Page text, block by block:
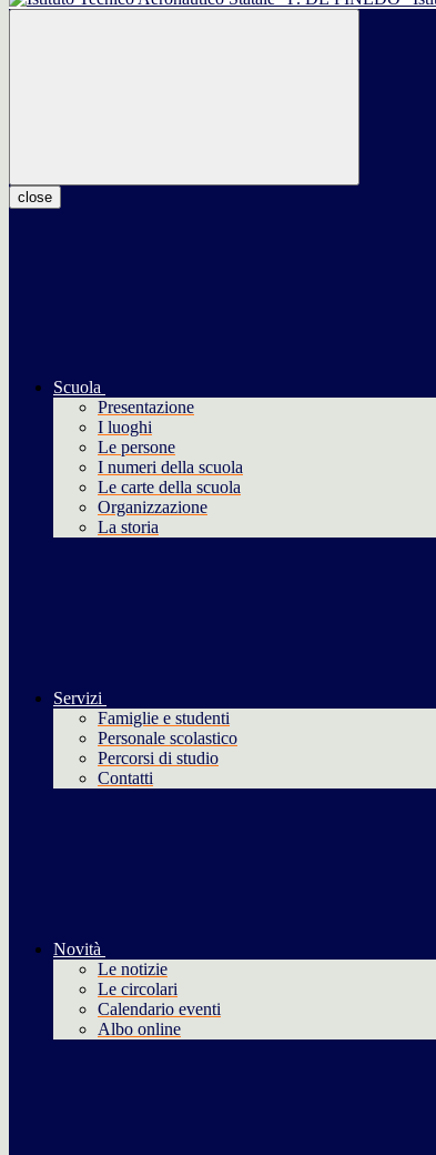
close
Scuola
Presentazione
I luoghi
Le persone
I numeri della scuola
Le carte della scuola
Organizzazione
La storia
Servizi
Famiglie e studenti
Personale scolastico
Percorsi di studio
Contatti
Novità
Le notizie
Le circolari
Calendario eventi
Albo online